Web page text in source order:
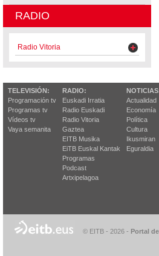
RADIO
Radio Vitoria
TELEVISIÓN:
Programación tv
Programas tv
Vídeos tv
Vaya semanita
RADIO:
Euskadi Irratia
Radio Euskadi
Radio Vitoria
Gaztea
EITB Musika
EiTB Euskal Kantak
Programas
Podcast
Artxipelagoa
Actualidad
Economía
Política
Cultura
Ikusmiran
Eguraldia
© EITB - 2026 - Portal